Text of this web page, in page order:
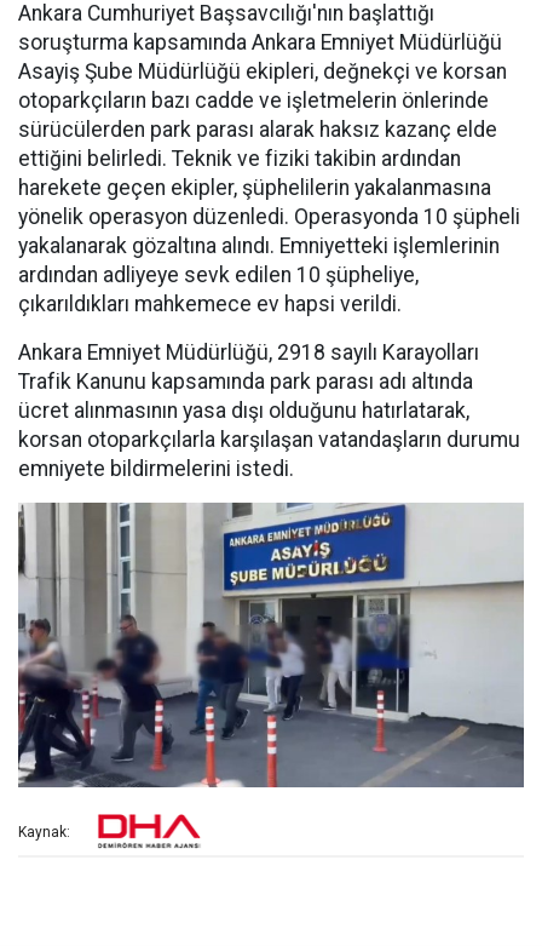
Ankara Cumhuriyet Başsavcılığı'nın başlattığı
soruşturma kapsamında Ankara Emniyet Müdürlüğü
Asayiş Şube Müdürlüğü ekipleri, değnekçi ve korsan
otoparkçıların bazı cadde ve işletmelerin önlerinde
sürücülerden park parası alarak haksız kazanç elde
ettiğini belirledi. Teknik ve fiziki takibin ardından
harekete geçen ekipler, şüphelilerin yakalanmasına
yönelik operasyon düzenledi. Operasyonda 10 şüpheli
yakalanarak gözaltına alındı. Emniyetteki işlemlerinin
ardından adliyeye sevk edilen 10 şüpheliye,
çıkarıldıkları mahkemece ev hapsi verildi.
Ankara Emniyet Müdürlüğü, 2918 sayılı Karayolları
Trafik Kanunu kapsamında park parası adı altında
ücret alınmasının yasa dışı olduğunu hatırlatarak,
korsan otoparkçılarla karşılaşan vatandaşların durumu
emniyete bildirmelerini istedi.
Kaynak: